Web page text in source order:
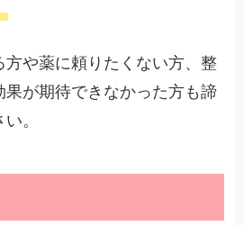
方や薬に頼りたくない方、整
が期待できなかった方も諦
。